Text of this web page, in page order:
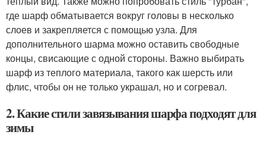
где шарф обматывается вокруг головы в несколько
слоев и закрепляется с помощью узла. Для
дополнительного шарма можно оставить свободные
концы, свисающие с одной стороны. Важно выбирать
шарф из теплого материала, такого как шерсть или
флис, чтобы он не только украшал, но и согревал.
2. Какие стили завязывания шарфа подходят для
зимы